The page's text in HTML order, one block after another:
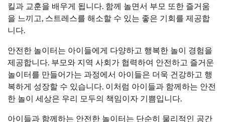
킬과 교훈을 배우게 됩니다. 함께 놀면서 부모 또한 즐거움
을 느끼고, 스트레스를 해소할 수 있는 좋은 기회를 제공합
니다.
안전한 놀이터는 아이들에게 다양하고 행복한 놀이 경험을
제공합니다. 부모와 지역 사회가 협력하여 안전하고 즐거운
놀이터를 만들어가는 과정에서 아이들은 더욱 건강하고 행
복하게 성장할 수 있습니다. 이처럼 아이들과 함께하는 안전
한 놀이 세상은 우리 모두의 책임이자 기쁨입니다.
아이들과 함께하는 안전한 놀이터는 단순히 물리적인 공간